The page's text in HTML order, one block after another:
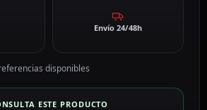
Envío 24/48h
disponibles
ESTE PRODUCTO